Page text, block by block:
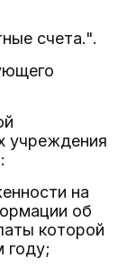
счета.".
учреждения
на
об
которой
году;